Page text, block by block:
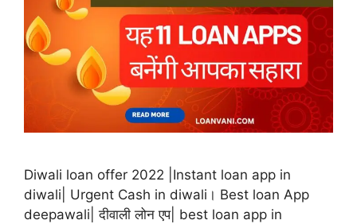
Diwali loan offer 2022 |Instant loan app in
diwali| Urgent Cash in diwali। Best loan App
deepawali| दीवाली लोन एप| best loan app in